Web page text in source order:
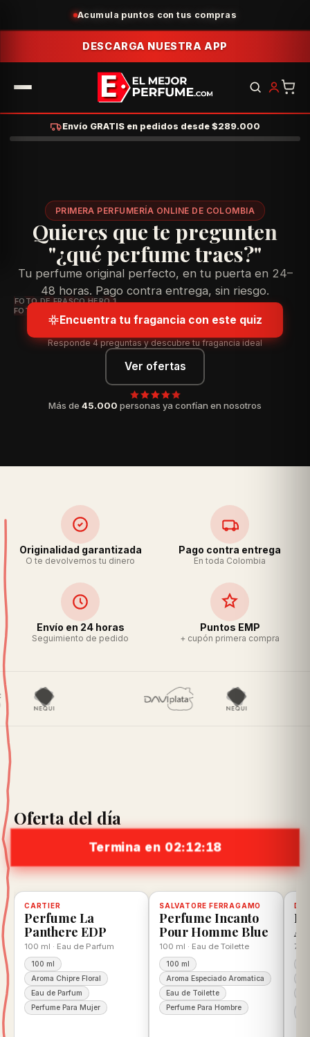
Acumula puntos con tus compras
DESCARGA NUESTRA APP
Envío GRATIS en pedidos desde $289.000
FOTO DE FRASCO HERO 1
FOTO DE FRASCO HERO 2
PRIMERA PERFUMERÍA ONLINE DE COLOMBIA
Quieres que te pregunten
"¿qué perfume traes?"
Tu perfume original perfecto, en tu puerta en 24–
48 horas. Pago contra entrega, sin riesgo.
Encuentra tu fragancia con este quiz
Responde 4 preguntas y descubre tu fragancia ideal
Ver ofertas
Más de 45.000 personas ya confían en nosotros
Originalidad garantizada
O te devolvemos tu dinero
Pago contra entrega
En toda Colombia
Envío en 24 horas
Seguimiento de pedido
Puntos EMP
+ cupón primera compra
Oferta del día
Termina en 02:12:17
Disponible, con descuentoDisponible, con descuento
-8%
CARTIER
Perfume La
Panthere EDP
100 ml · Eau de Parfum
100 ml
Aroma Chipre Floral
Eau de Parfum
Perfume Para Mujer
-20% 100% ORIGINAL
SALVATORE FERRAGAMO
Perfume Incanto
Pour Homme Blue
100 ml · Eau de Toilette
100 ml
Aroma Especiado Aromatica
Eau de Toilette
Perfume Para Hombre
75